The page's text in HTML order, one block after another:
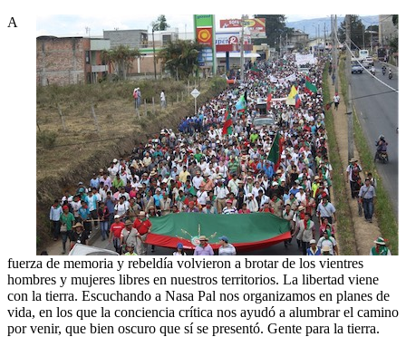
A
fuerza de memoria y rebeldía volvieron a brotar de los vientres
hombres y mujeres libres en nuestros territorios. La libertad viene
con la tierra. Escuchando a Nasa Pal nos organizamos en planes de
vida, en los que la conciencia crítica nos ayudó a alumbrar el camino
por venir, que bien oscuro que sí se presentó. Gente para la tierra.